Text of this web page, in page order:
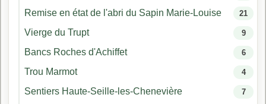
Remise en état de l'abri du Sapin Marie-Louise 21
Vierge du Trupt 9
Bancs Roches d'Achiffet 6
Trou Marmot 4
Sentiers Haute-Seille-les-Chenevière 7